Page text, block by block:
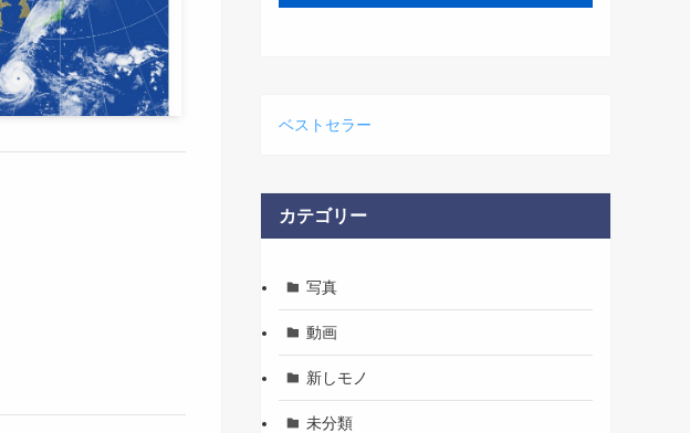
ベストセラー
カテゴリー
写真
動画
新しモノ
未分類